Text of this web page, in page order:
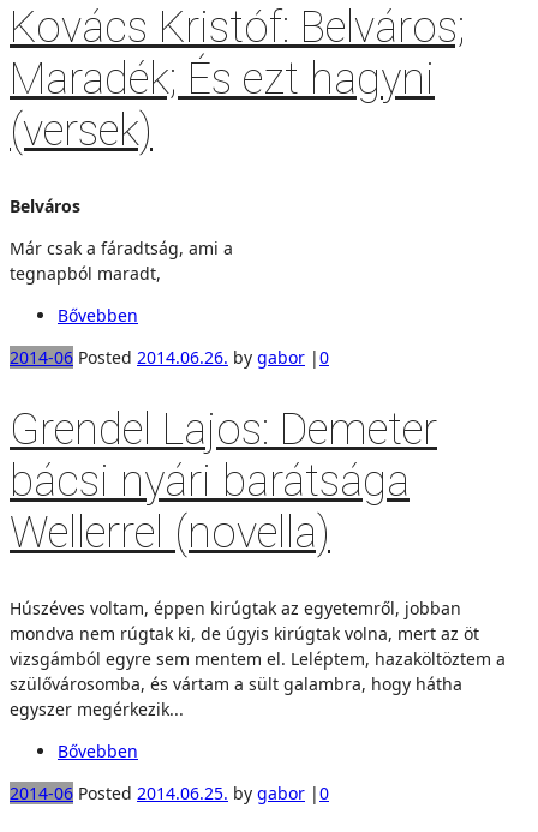
Kovács Kristóf: Belváros;
Maradék; És ezt hagyni
(versek)
Belváros
Már csak a fáradtság, ami a
tegnapból maradt,
Bővebben
2014-06 Posted 2014.06.26. by gabor |0
Grendel Lajos: Demeter
bácsi nyári barátsága
Wellerrel (novella)
Húszéves voltam, éppen kirúgtak az egyetemről, jobban
mondva nem rúgtak ki, de úgyis kirúgtak volna, mert az öt
vizsgámból egyre sem mentem el. Leléptem, hazaköltöztem a
szülővárosomba, és vártam a sült galambra, hogy hátha
egyszer megérkezik...
Bővebben
2014-06 Posted 2014.06.25. by gabor |0